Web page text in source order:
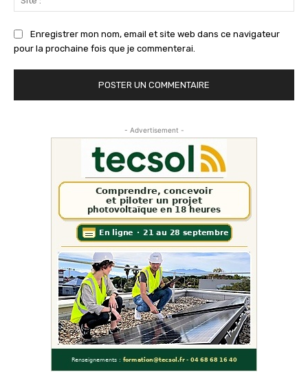
:
Enregistrer mon nom, email et site web dans ce navigateur
pour la prochaine fois que je commenterai.
- Advertisement -